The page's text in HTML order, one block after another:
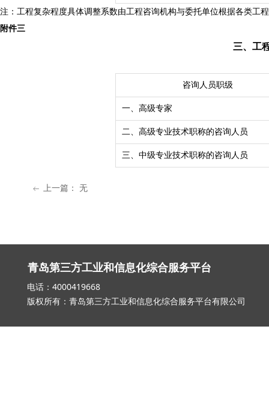
注：工程复杂程度具体调整系数由工程咨询机构与委托单位根据各类工
附件三
三、工
咨询人员职级
一、高级专家
二、高级专业技术职称的咨询人员
三、中级专业技术职称的咨询人员
ꂃ 上一篇： 无
青岛第三方工业和信息化综合服务平台
电话：4000419668 邮箱：
版权所有：青岛第三方工业和信息化综合服务平台有